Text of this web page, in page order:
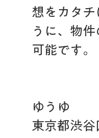
想をカタ
うに、物
可能です。
ゆうゆ
東京都渋